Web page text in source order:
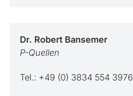
Dr. Robert Bansemer
P-Quellen
Tel.: +49 (0) 3834 554 3976